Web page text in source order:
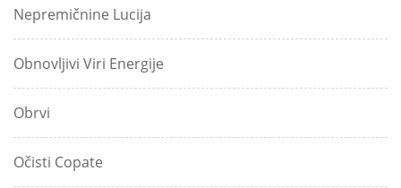
Nepremičnine Lucija
Obnovljivi Viri Energije
Obrvi
Očisti Copate